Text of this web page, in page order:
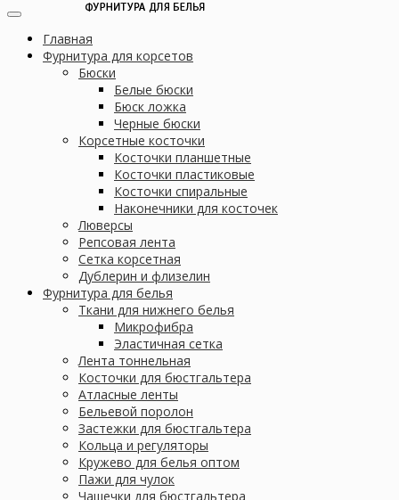
Главная
Фурнитура для корсетов
Бюски
Белые бюски
Бюск ложка
Черные бюски
Корсетные косточки
Косточки планшетные
Косточки пластиковые
Косточки спиральные
Наконечники для косточек
Люверсы
Репсовая лента
Сетка корсетная
Дублерин и флизелин
Фурнитура для белья
Ткани для нижнего белья
Микрофибра
Эластичная сетка
Лента тоннельная
Косточки для бюстгальтера
Атласные ленты
Бельевой поролон
Застежки для бюстгальтера
Кольца и регуляторы
Кружево для белья оптом
Пажи для чулок
Чашечки для бюстгальтера